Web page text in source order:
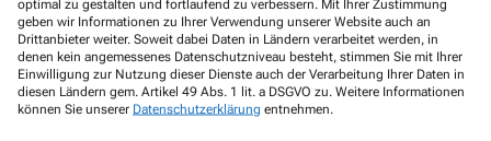
optimal zu gestalten und fortlaufend zu verbessern. Mit Ihrer Zustimmung
geben wir Informationen zu Ihrer Verwendung unserer Website auch an
Drittanbieter weiter. Soweit dabei Daten in Ländern verarbeitet werden, in
denen kein angemessenes Datenschutzniveau besteht, stimmen Sie mit Ihrer
Einwilligung zur Nutzung dieser Dienste auch der Verarbeitung Ihrer Daten in
diesen Ländern gem. Artikel 49 Abs. 1 lit. a DSGVO zu. Weitere Informationen
können Sie unserer Datenschutzerklärung entnehmen.
info@schildhorn-apotheke-berlin.de
Telefon
030-7914087